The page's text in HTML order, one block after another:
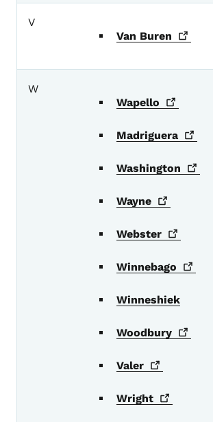
V
Van Buren
W
Wapello
Madriguera
Washington
Wayne
Webster
Winnebago
Winneshiek
Woodbury
Valer
Wright